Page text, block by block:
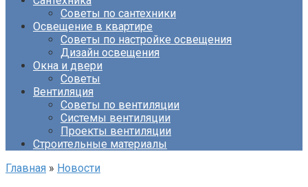
Советы по сантехники
Освещение в квартире
Советы по настройке освещения
Дизайн освещения
Окна и двери
Советы
Вентиляция
Советы по вентиляции
Системы вентиляции
Проекты вентиляции
Строительные материалы
Главная » Новости